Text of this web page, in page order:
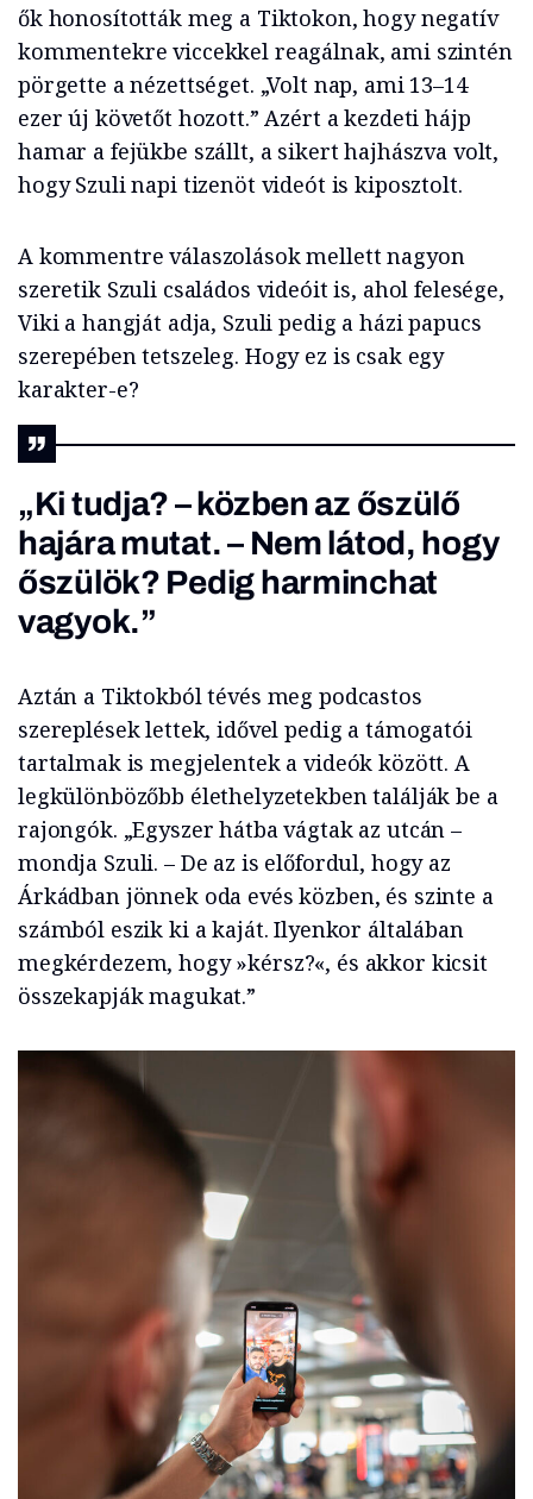
ők honosították meg a Tiktokon, hogy negatív
kommentekre viccekkel reagálnak, ami szintén
pörgette a nézettséget. „Volt nap, ami 13–14
ezer új követőt hozott.” Azért a kezdeti hájp
hamar a fejükbe szállt, a sikert hajhászva volt,
hogy Szuli napi tizenöt videót is kiposztolt.
A kommentre válaszolások mellett nagyon
szeretik Szuli családos videóit is, ahol felesége,
Viki a hangját adja, Szuli pedig a házi papucs
szerepében tetszeleg. Hogy ez is csak egy
karakter-e?
„Ki tudja? – közben az őszülő
hajára mutat. – Nem látod, hogy
őszülök? Pedig harminchat
vagyok.”
Aztán a Tiktokból tévés meg podcastos
szereplések lettek, idővel pedig a támogatói
tartalmak is megjelentek a videók között. A
legkülönbözőbb élethelyzetekben találják be a
rajongók. „Egyszer hátba vágtak az utcán –
mondja Szuli. – De az is előfordul, hogy az
Árkádban jönnek oda evés közben, és szinte a
számból eszik ki a kaját. Ilyenkor általában
megkérdezem, hogy »kérsz?«, és akkor kicsit
összekapják magukat.”